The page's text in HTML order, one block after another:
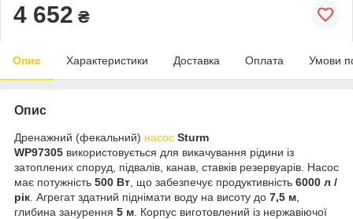
4 652 ₴
Опис Характеристики Доставка Оплата Умови
Опис
Дренажний (фекальний) насос Sturm
WP97305 використовується для викачування рідини із
затоплених споруд, підвалів, канав, ставків резервуарів. Насос
має потужність 500 Вт , що забезпечує продуктивність 6000 л /
рік . Агрегат здатний піднімати воду на висоту до 7,5 м
глибина занурення 5 м . Корпус виготовлений із нержавіючої